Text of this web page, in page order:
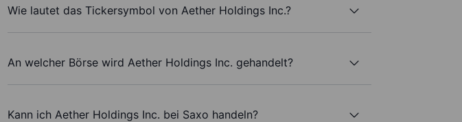
Wie lautet das Tickersymbol von Aether Holdings Inc.?
An welcher Börse wird Aether Holdings Inc. gehandelt?
Kann ich Aether Holdings Inc. bei Saxo handeln?